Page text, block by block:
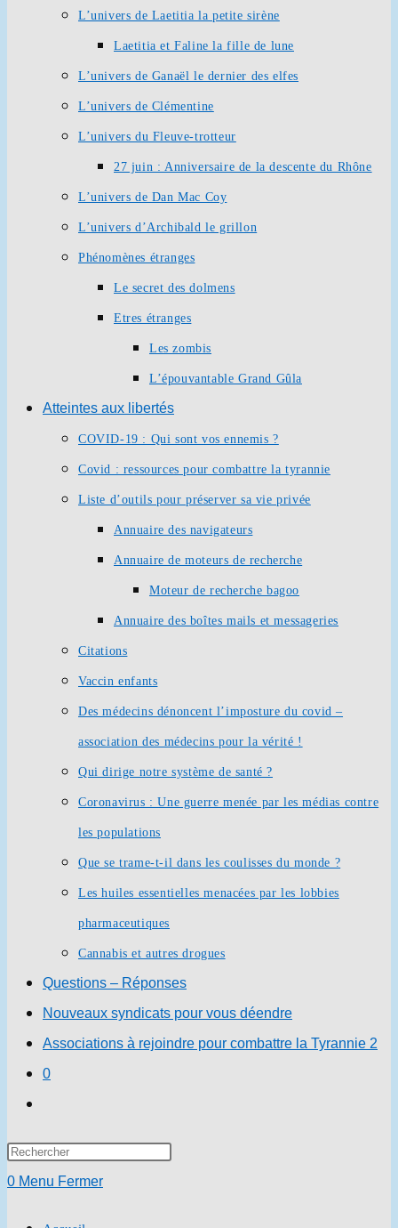
L’univers de Laetitia la petite sirène
Laetitia et Faline la fille de lune
L’univers de Ganaël le dernier des elfes
L’univers de Clémentine
L’univers du Fleuve-trotteur
27 juin : Anniversaire de la descente du Rhône
L’univers de Dan Mac Coy
L’univers d’Archibald le grillon
Phénomènes étranges
Le secret des dolmens
Etres étranges
Les zombis
L’épouvantable Grand Gûla
Atteintes aux libertés
COVID-19 : Qui sont vos ennemis ?
Covid : ressources pour combattre la tyrannie
Liste d’outils pour préserver sa vie privée
Annuaire des navigateurs
Annuaire de moteurs de recherche
Moteur de recherche bagoo
Annuaire des boîtes mails et messageries
Citations
Vaccin enfants
Des médecins dénoncent l’imposture du covid –
association des médecins pour la vérité !
Qui dirige notre système de santé ?
Coronavirus : Une guerre menée par les médias contre
les populations
Que se trame-t-il dans les coulisses du monde ?
Les huiles essentielles menacées par les lobbies
pharmaceutiques
Cannabis et autres drogues
Questions – Réponses
Nouveaux syndicats pour vous déendre
Associations à rejoindre pour combattre la Tyrannie 2
0
search
Press
0 Menu Fermer